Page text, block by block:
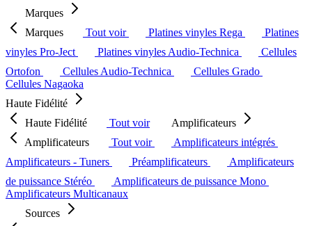
Marques
Marques
Tout voir Platines vinyles Rega
Platines
vinyles Pro-Ject
Platines vinyles Audio-Technica
Cellules
Ortofon
Cellules Audio-Technica
Cellules Grado
Cellules Nagaoka
Haute Fidélité
Haute Fidélité
Tout voir
Amplificateurs
Amplificateurs
Tout voir
Amplificateurs intégrés
Amplificateurs - Tuners
Préamplificateurs
Amplificateurs
de puissance Stéréo
Amplificateurs de puissance Mono
Amplificateurs Multicanaux
Sources